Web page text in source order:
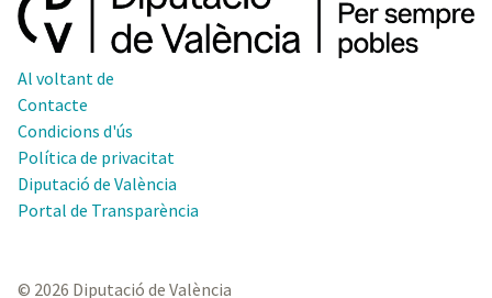
Al voltant de
Contacte
Condicions d'ús
Política de privacitat
Diputació de València
Portal de Transparència
© 2026 Diputació de València